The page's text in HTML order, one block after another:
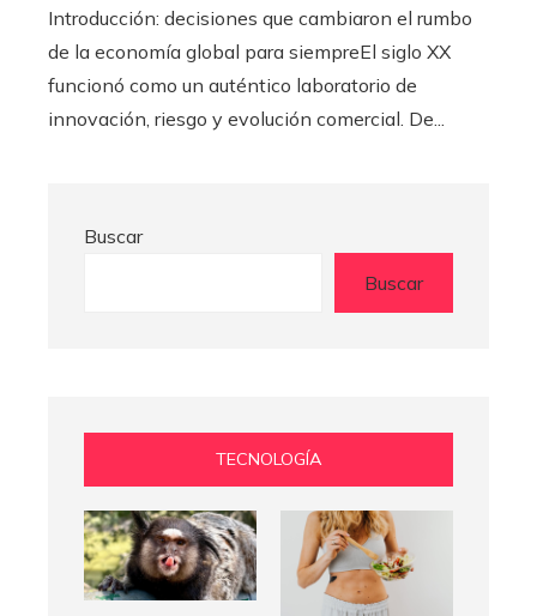
Introducción: decisiones que cambiaron el rumbo
de la economía global para siempreEl siglo XX
funcionó como un auténtico laboratorio de
innovación, riesgo y evolución comercial. De...
Buscar
Buscar
TECNOLOGÍA